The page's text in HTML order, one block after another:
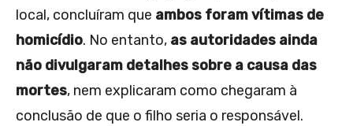
local, concluíram que ambos foram vítimas de
homicídio. No entanto, as autoridades ainda
não divulgaram detalhes sobre a causa das
mortes, nem explicaram como chegaram à
conclusão de que o filho seria o responsável.